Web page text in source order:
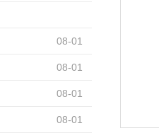
08-01
08-01
08-01
08-01